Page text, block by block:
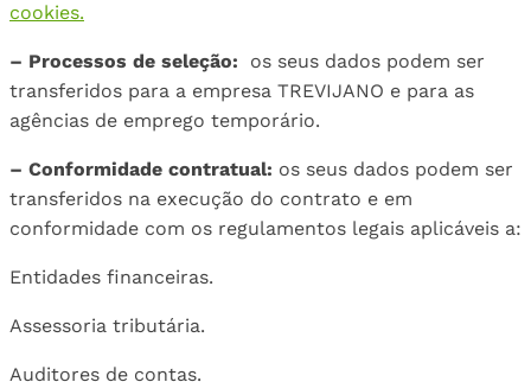
cookies.
– Processos de seleção:
os seus dados podem ser
transferidos para a empresa TREVIJANO e para as
agências de emprego temporário.
– Conformidade contratual: os seus dados podem ser
transferidos na execução do contrato e em
conformidade com os regulamentos legais aplicáveis a:
Entidades financeiras.
Assessoria tributária.
Auditores de contas.